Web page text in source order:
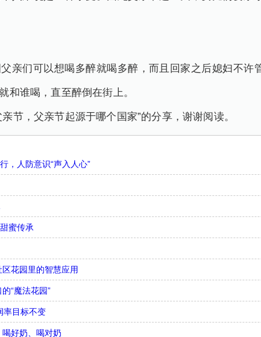
亲们可以想喝多醉就喝多醉，而且回家之后媳妇不许
和谁喝，直至醉倒在街上。
节，父亲节起源于哪个国家”的分享，谢谢阅读。
，人防意识“声入人心”
蜜传承
花园里的智慧应用
“魔法花园”
率目标不变
好奶、喝对奶